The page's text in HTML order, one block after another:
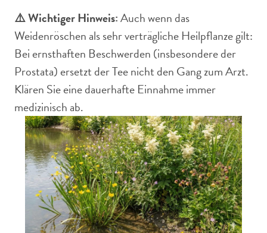
⚠️ Wichtiger Hinweis:Auch wenn das
Weidenröschen als sehr verträgliche Heilpflanze gilt:
Bei ernsthaften Beschwerden (insbesondere der
Prostata) ersetzt der Tee nicht den Gang zum Arzt.
Klären Sie eine dauerhafte Einnahme immer
medizinisch ab.